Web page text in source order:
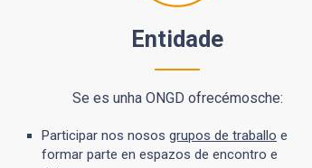
Entidade
Se es unha ONGD ofrecémosche:
Participar nos nosos grupos de traballo e
formar parte en espazos de encontro e